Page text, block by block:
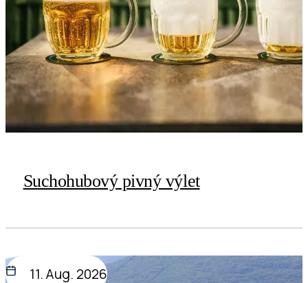
Suchohubový pivný výlet
11. Aug. 2026